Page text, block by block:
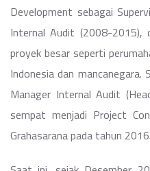
Development sebagai
Internal Audit (2008-2015),
proyek besar seperti
Indonesia dan
Manager Internal Audit
sempat menjadi Project
Grahasarana pada tahun 2016.